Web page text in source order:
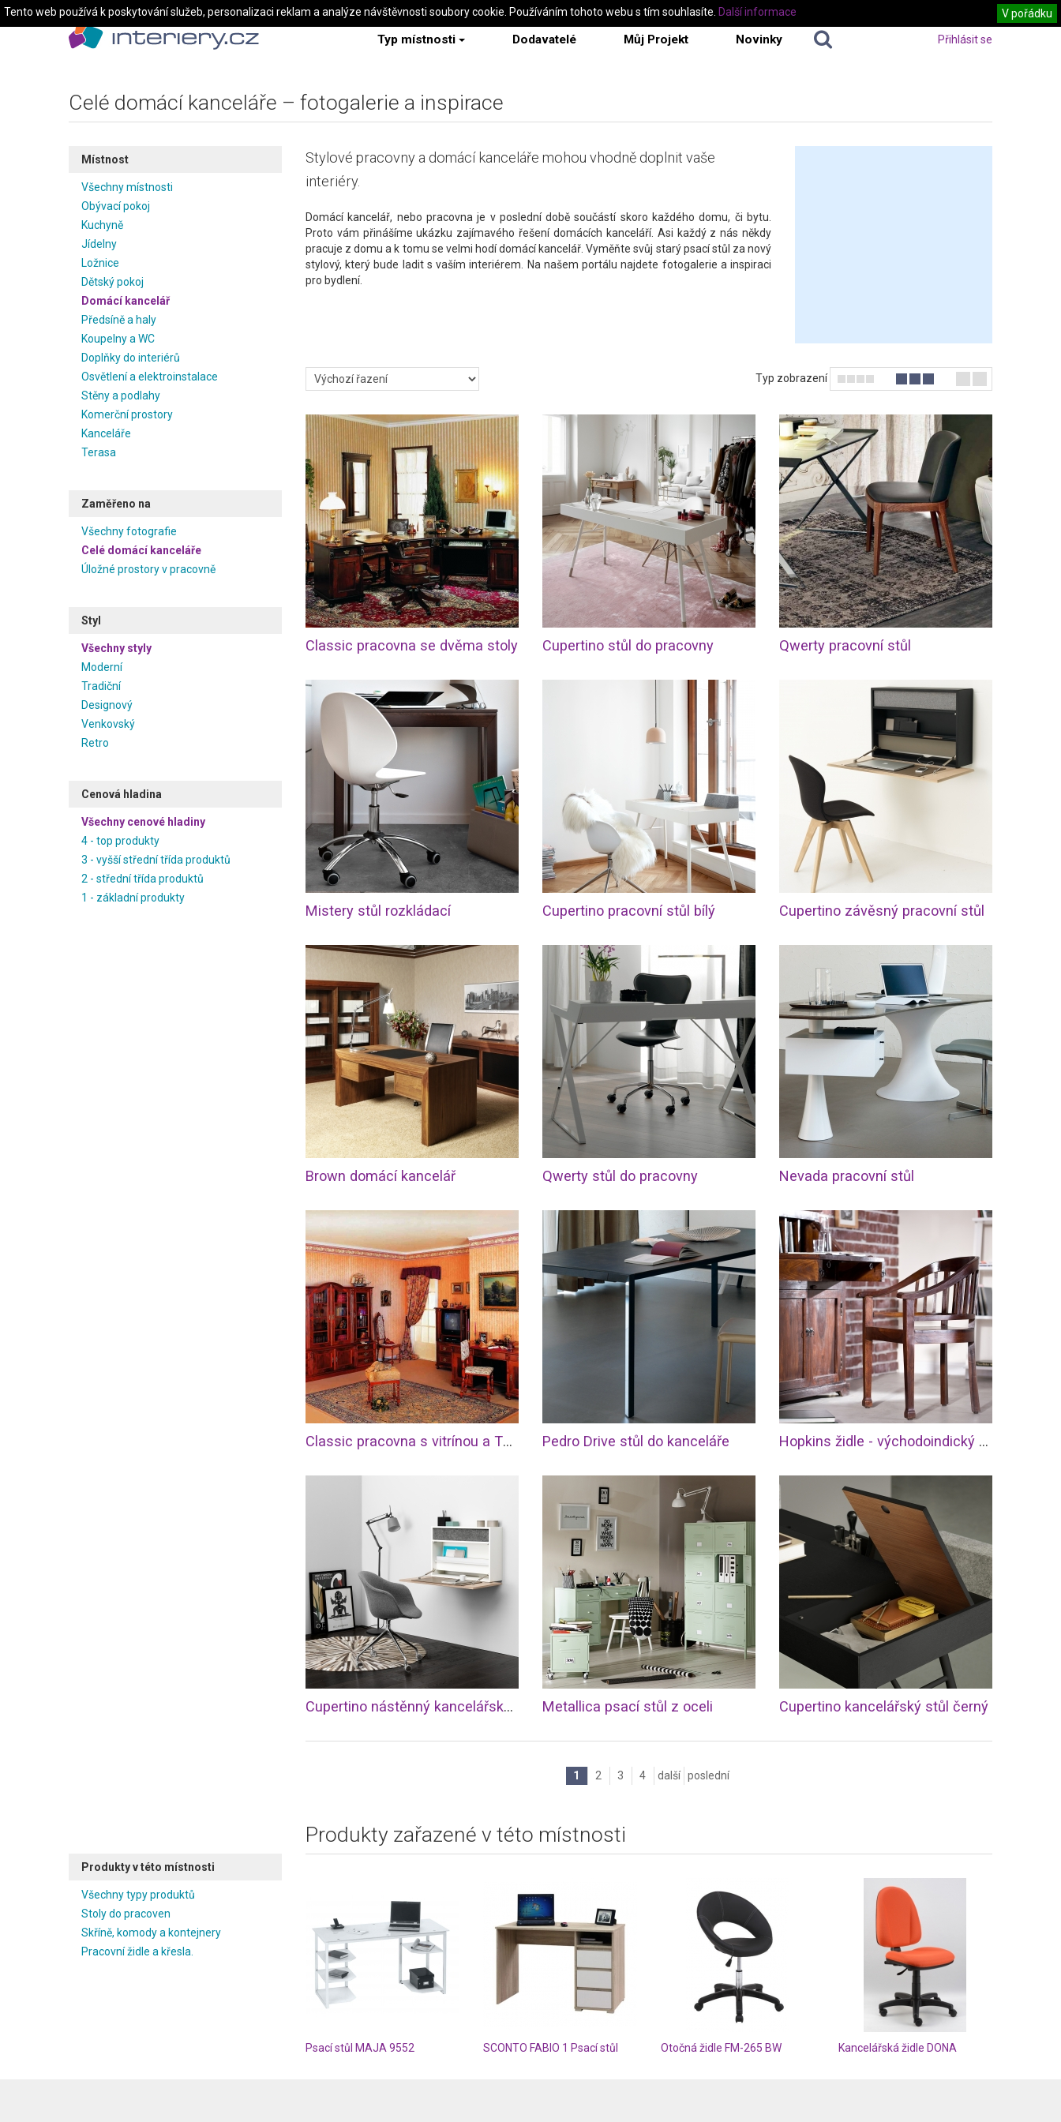
Typ místnosti Dodavatelé Můj Projekt Novinky Přihlásit se
Celé domácí kanceláře – fotogalerie a inspirace
Místnost
Všechny místnosti
Obývací pokoj
Kuchyně
Jídelny
Ložnice
Dětský pokoj
Domácí kancelář
Předsíně a haly
Koupelny a WC
Doplňky do interiérů
Osvětlení a elektroinstalace
Stěny a podlahy
Komerční prostory
Kanceláře
Terasa
Zaměřeno na
Všechny fotografie
Celé domácí kanceláře
Úložné prostory v pracovně
Styl
Všechny styly
Moderní
Tradiční
Designový
Venkovský
Retro
Cenová hladina
Všechny cenové hladiny
4 - top produkty
3 - vyšší střední třída produktů
2 - střední třída produktů
1 - základní produkty
Stylové pracovny a domácí kanceláře mohou vhodně doplnit vaše
interiéry.
Domácí kancelář, nebo pracovna je v poslední době součástí skoro každého domu, či bytu.
Proto vám přinášíme ukázku zajímavého řešení domácích kanceláří. Asi každý z nás někdy
pracuje z domu a k tomu se velmi hodí domácí kancelář. Vyměňte svůj starý psací stůl za nový
stylový, který bude ladit s vaším interiérem. Na našem portálu najdete fotogalerie a inspiraci
pro bydlení.
Typ zobrazení
Classic pracovna se dvěma stoly Cupertino stůl do pracovny Qwerty pracovní stůl
Mistery stůl rozkládací Cupertino pracovní stůl bílý Cupertino závěsný pracovní stůl
Brown domácí kancelář Qwerty stůl do pracovny Nevada pracovní stůl
Classic pracovna s vitrínou a TV skříňkou Pedro Drive stůl do kanceláře Hopkins židle - východoindický palisandr
Cupertino nástěnný kancelářský stůl Metallica psací stůl z oceli Cupertino kancelářský stůl černý
1 2 3 4 další poslední
Produkty v této místnosti
Všechny typy produktů
Stoly do pracoven
Skříně, komody a kontejnery
Pracovní židle a křesla.
Produkty zařazené v této místnosti
Psací stůl MAJA 9552 SCONTO FABIO 1 Psací stůl Otočná židle FM-265 BW Kancelářská židle DONA
Tento web používá k poskytování služeb, personalizaci reklam a analýze návštěvnosti soubory cookie. Používáním tohoto webu s tím souhlasíte. V pořádku
Další informace